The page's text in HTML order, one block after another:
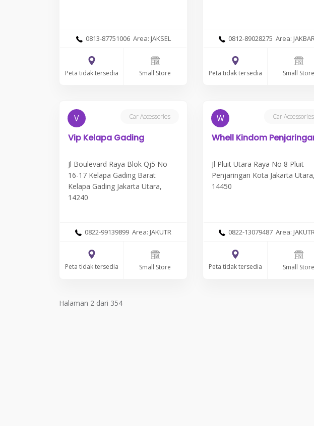
0813-87751006 Area: JAKSEL
Peta tidak tersedia Small Store
0812-89028275 Area:
Peta tidak tersedia Small Store
V Car Accessories
Vip Kelapa Gading
Jl Boulevard Raya Blok Qj5 No
16-17 Kelapa Gading Barat
Kelapa Gading Jakarta Utara,
14240
0822-99139899 Area: JAKUTR
Peta tidak tersedia Small Store
W Car Accessories
Whell Kindom
Jl Pluit Utara Raya No 8 Pluit
Penjaringan Kota Jakarta Utara,
14450
0822-13079487 Area:
Peta tidak tersedia Small Store
Halaman 2 dari 354